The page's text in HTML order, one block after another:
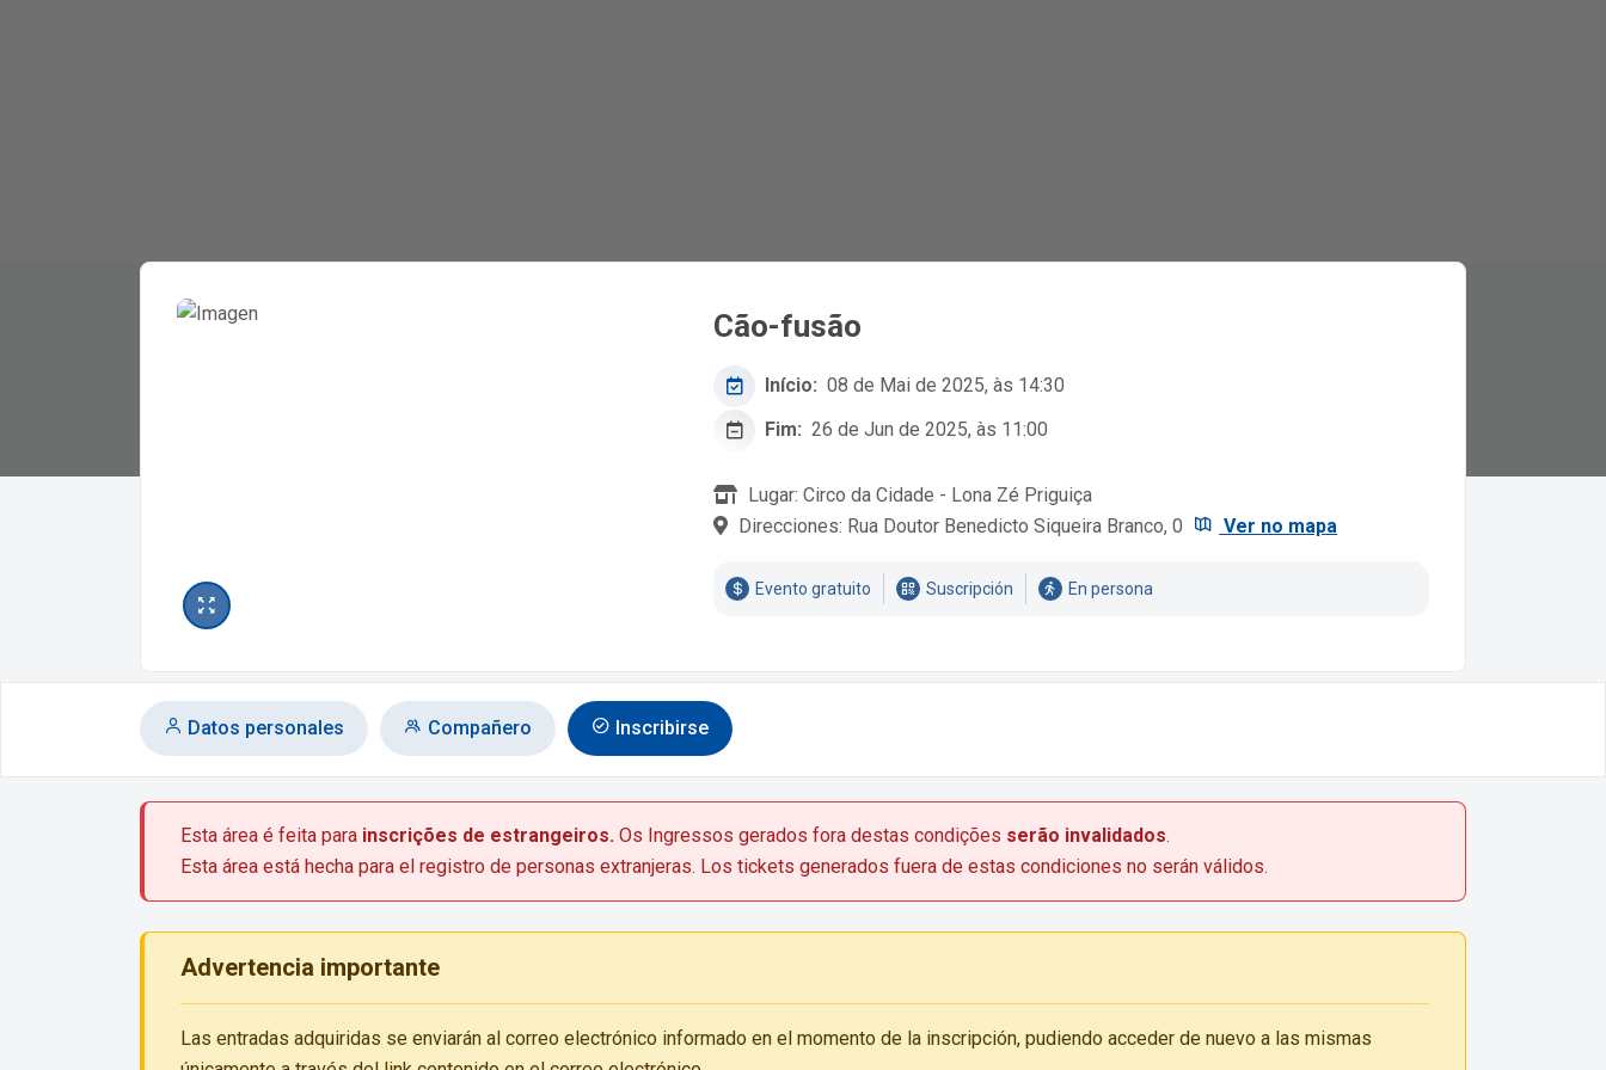
Cão-fusão
Início: 08 de Mai de 2025, às 14:30
Fim: 26 de Jun de 2025, às 11:00
Lugar: Circo da Cidade - Lona Zé Priguiça
Direcciones: Rua Doutor Benedicto Siqueira Branco, 0
Ver no mapa
Evento gratuito Suscripción En persona
Datos personales Compañero Inscribirse
Esta área é feita para inscrições de estrangeiros. Os Ingressos gerados fora destas condições serão invalidados.
Esta área está hecha para el registro de personas extranjeras. Los tickets generados fuera de estas condiciones no serán válidos.
Advertencia importante
Las entradas adquiridas se enviarán al correo electrónico informado en el momento de la inscripción, pudiendo acceder de nuevo a las mismas